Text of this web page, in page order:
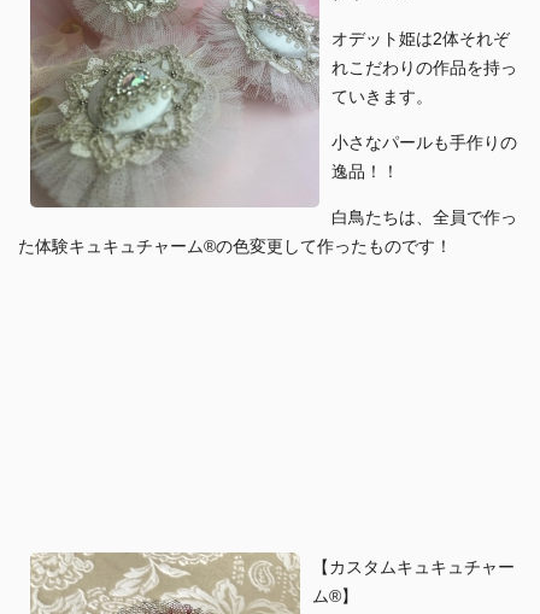
オデット姫は2体それぞ
れこだわりの作品を持っ
ていきます。
小さなパールも手作りの
逸品！！
白鳥たちは、全員で作っ
た体験キュキュチャーム®︎の色変更して作ったものです！
【カスタムキュキュチャー
ム®︎】